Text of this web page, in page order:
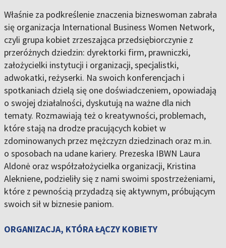
Właśnie za podkreślenie znaczenia bizneswoman zabrała
się organizacja International Business Women Network,
czyli grupa kobiet zrzeszająca przedsiębiorczynie z
przeróżnych dziedzin: dyrektorki firm, prawniczki,
założycielki instytucji i organizacji, specjalistki,
adwokatki, reżyserki. Na swoich konferencjach i
spotkaniach dzielą się one doświadczeniem, opowiadają
o swojej działalności, dyskutują na ważne dla nich
tematy. Rozmawiają też o kreatywności, problemach,
które stają na drodze pracujących kobiet w
zdominowanych przez mężczyzn dziedzinach oraz m.in.
o sposobach na udane kariery. Prezeska IBWN Laura
Aldonė oraz współzałożycielka organizacji, Kristina
Alekniene, podzieliły się z nami swoimi spostrzeżeniami,
które z pewnością przydadzą się aktywnym, próbującym
swoich sił w biznesie paniom.
ORGANIZACJA, KTÓRA ŁĄCZY KOBIETY